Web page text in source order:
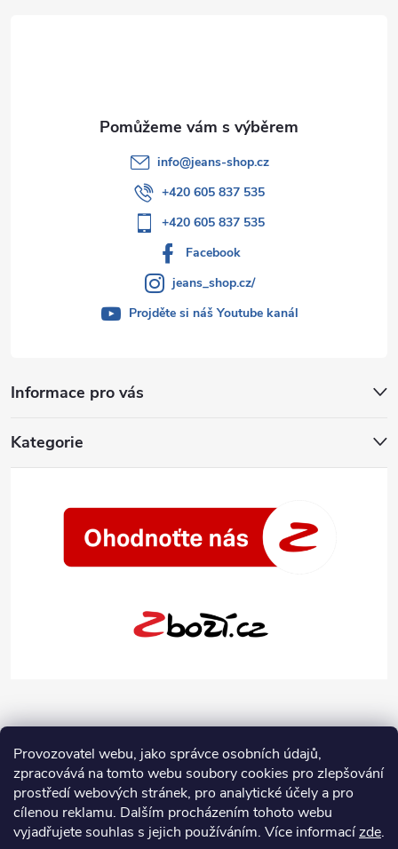
Provozovatel webu, jako správce osobních údajů,
zpracovává na tomto webu soubory cookies pro zlepšování
prostředí webových stránek, pro analytické účely a pro
cílenou reklamu. Dalším procházením tohoto webu
vyjadřujete souhlas s jejich používáním. Více informacízde.
Informace pro vás
Kategorie
info@jeans-shop.cz
+420 605 837 535
+420 605 837 535
Facebook
jeans_shop.cz/
Projděte si náš Youtube kanál